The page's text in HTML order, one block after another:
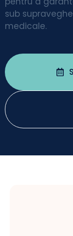
sub
medicale.